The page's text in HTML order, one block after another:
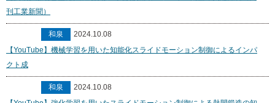
刊工業新聞）
和泉
2024.10.08
【YouTube】機械学習を用いた知能化スライドモーション制御によるインパ
クト成
和泉
2024.10.08